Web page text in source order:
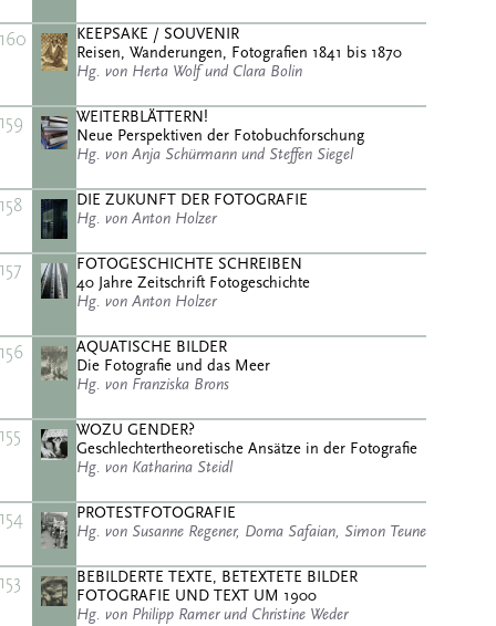
160
KEEPSAKE / SOUVENIR
Reisen, Wanderungen, Fotografien 1841 bis 1870
Hg. von Herta Wolf und Clara Bolin
159
WEITERBLÄTTERN!
Neue Perspektiven der Fotobuchforschung
Hg. von Anja Schürmann und Steffen Siegel
158
DIE ZUKUNFT DER FOTOGRAFIE
Hg. von Anton Holzer
157
FOTOGESCHICHTE SCHREIBEN
40 Jahre Zeitschrift Fotogeschichte
Hg. von Anton Holzer
156
AQUATISCHE BILDER
Die Fotografie und das Meer
Hg. von Franziska Brons
155
WOZU GENDER?
Geschlechtertheoretische Ansätze in der Fotografie
Hg. von Katharina Steidl
154
PROTESTFOTOGRAFIE
Hg. von Susanne Regener, Dorna Safaian, Simon Teune
153
BEBILDERTE TEXTE, BETEXTETE BILDER
FOTOGRAFIE UND TEXT UM 1900
Hg. von Philipp Ramer und Christine Weder